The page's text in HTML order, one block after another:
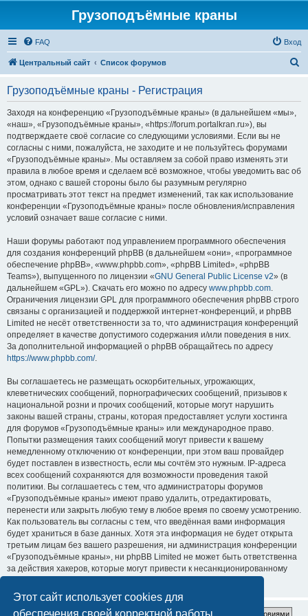
Этот сайт использует cookies для
обеспечения своей корректной работы.
Грузоподъёмные краны
FAQ Вход
Центральный сайт Список форумов
Грузоподъёмные краны - Регистрация
Заходя на конференцию «Грузоподъёмные краны» (в дальнейшем «мы»,
«наш», «Грузоподъёмные краны», «https://forum.portalkran.ru»), вы
подтверждаете своё согласие со следующими условиями. Если вы не
согласны с ними, пожалуйста, не заходите и не пользуйтесь форумами
«Грузоподъёмные краны». Мы оставляем за собой право изменять эти
правила в любое время и сделаем всё возможное, чтобы уведомить вас об
этом, однако с вашей стороны было бы разумным регулярно
просматривать этот текст на предмет изменений, так как использование
конференции «Грузоподъёмные краны» после обновления/исправления
условий означает ваше согласие с ними.
Наши форумы работают под управлением программного обеспечения
для создания конференций phpBB (в дальнейшем «они», «программное
обеспечение phpBB», «www.phpbb.com», «phpBB Limited», «phpBB
Teams»), выпущенного по лицензии «GNU General Public License v2» (в
дальнейшем «GPL»). Скачать его можно по адресу www.phpbb.com.
Ограничения лицензии GPL для программного обеспечения phpBB строго
связаны с организацией и поддержкой интернет-конференций, и phpBB
Limited не несёт ответственности за то, что администрация конференций
определяет в качестве допустимого содержания и/или поведения в них.
За дополнительной информацией о phpBB обращайтесь по адресу
https://www.phpbb.com/.
Вы соглашаетесь не размещать оскорбительных, угрожающих,
клеветнических сообщений, порнографических сообщений, призывов к
национальной розни и прочих сообщений, которые могут нарушить
законы вашей страны, страны, которая предоставляет услуги хостинга
для форумов «Грузоподъёмные краны» или международное право.
Попытки размещения таких сообщений могут привести к вашему
немедленному отключению от конференции, при этом ваш провайдер
будет поставлен в известность, если мы сочтём это нужным. IP-адреса
всех сообщений сохраняются для возможности проведения такой
политики. Вы соглашаетесь с тем, что администраторы форумов
«Грузоподъёмные краны» имеют право удалить, отредактировать,
перенести или закрыть любую тему в любое время по своему усмотрению.
Как пользователь вы согласны с тем, что введённая вами информация
будет храниться в базе данных. Хотя эта информация не будет открыта
третьим лицам без вашего разрешения, ни администрация конференции
«Грузоподъёмные краны», ни phpBB Limited не может быть ответственна
за действия хакеров, которые могут привести к несанкционированному